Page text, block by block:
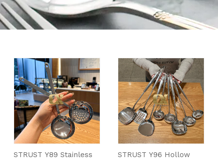
STRUST Y96 Hollow
STRUST Y89 Stainless